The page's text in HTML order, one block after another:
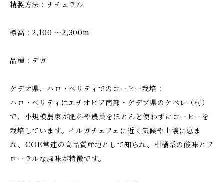
精製方法：ナチュラル
標高：2,100 〜2,300m
品種：デガ
ゲデオ県、ハロ・ベリティでのコーヒー栽培：
ハロ・ベリティはエチオピア南部・ゲデブ県のケベレ（村）
で、小規模農家が肥料や農薬をほとんど使わずにコーヒーを
栽培しています。イルガチェフェに近く気候や土壌に恵ま
れ、COE常連の高品質産地として知られ、柑橘系の酸味とフ
ローラルな風味が特徴です。